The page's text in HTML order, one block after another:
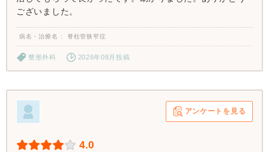
ございました。
病名・治療名 脊柱管狭窄症
整形外科 2026年08月投稿
アンケートを見る
4.0